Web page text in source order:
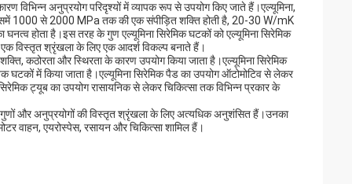
विभिन्न अनुप्रयोग परिदृश्यों में व्यापक रूप से उपयोग किए जाते हैं।एल्यूमिना,
1000 से 2000 MPa तक की एक संपीड़ित शक्ति होती है, 20-30 W/mK
होता है।इस तरह के गुण एल्यूमिना सिरेमिक घटकों को एल्यूमिना सिरेमिक
एक विस्तृत श्रृंखला के लिए एक आदर्श विकल्प बनाते हैं।
कठोरता और स्थिरता के कारण उपयोग किया जाता है।एल्यूमिना सिरेमिक
में किया जाता है।एल्यूमिना सिरेमिक पैड का उपयोग ऑटोमोटिव से लेकर
ट्यूब का उपयोग रासायनिक से लेकर चिकित्सा तक विभिन्न प्रकार के
और अनुप्रयोगों की विस्तृत श्रृंखला के लिए अत्यधिक अनुशंसित हैं।उनका
वाहन, एयरोस्पेस, रसायन और चिकित्सा शामिल हैं।